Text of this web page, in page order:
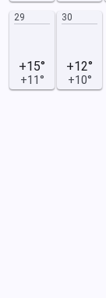
29
+15°
+11°
30
+12°
+10°